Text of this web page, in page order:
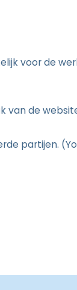
voor de
van de
partijen.